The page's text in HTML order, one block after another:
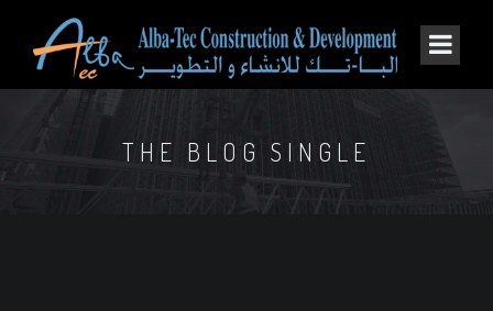
THE BLOG SINGLE